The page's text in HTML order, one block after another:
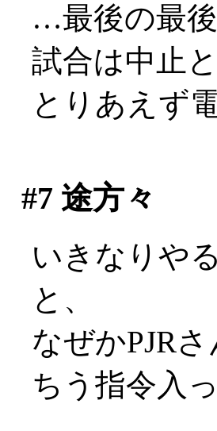
…最後の最
試合は中止
とりあえず
#7 途方々
いきなりや
と、
なぜかPJRさ
ちう指令入